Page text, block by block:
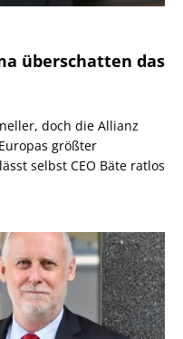
überschatten das
doch die Allianz
größter
selbst CEO Bäte ratlos